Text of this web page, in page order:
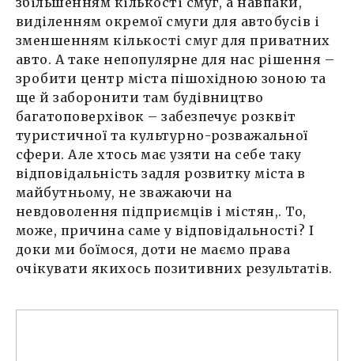
виділенням окремої смуги для автобусів і
зменшенням кількості смуг для приватних
авто. А таке непопулярне для нас рішення –
зробити центр міста пішохідною зоною та
ще й заборонити там будівництво
багатоповерхівок – забезпечує розквіт
туристичної та культурно-розважальної
сфери. Але хтось має узяти на себе таку
відповідальність задля розвитку міста в
майбутньому, не зважаючи на
невдоволення підприємців і містян,. То,
може, причина саме у відповідальності? І
доки ми боїмося, доти не маємо права
очікувати якихось позитивних результатів.